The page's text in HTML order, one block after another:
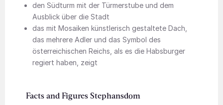
den Südturm mit der Türmerstube und dem
Ausblick über die Stadt
das mit Mosaiken künstlerisch gestaltete Dach,
das mehrere Adler und das Symbol des
österreichischen Reichs, als es die Habsburger
regiert haben, zeigt
Facts and Figures Stephansdom